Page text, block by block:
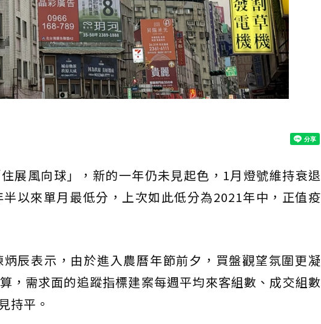
展風向球」，新的一年仍未見起色，1月燈號維持衰退
以來單月最低分，上次如此低分為2021年中，正值疫
辰表示，由於進入農曆年節前夕，買盤觀望氛圍更凝
，需求面的追蹤指標建案每週平均來客組數、成交組數
持平。